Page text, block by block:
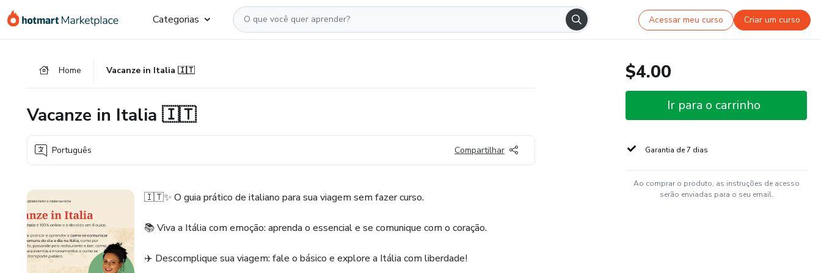
para
para
para
Categorias Acessar meu curso Criar um curso
Home Vacanze in Italia 🇮🇹
Vacanze in Italia 🇮🇹
Português Compartilhar
🇮🇹✨ O guia prático de italiano para sua viagem sem fazer curso.
📚 Viva a Itália com emoção: aprenda o essencial e se comunique com o coração.
✈️ Descomplique sua viagem: fale o básico e explore a Itália com liberdade!
$4.00
Ir para o carrinho
Garantia de 7 dias
Ao comprar o produto, as instruções de acesso
serão enviadas para o seu email.